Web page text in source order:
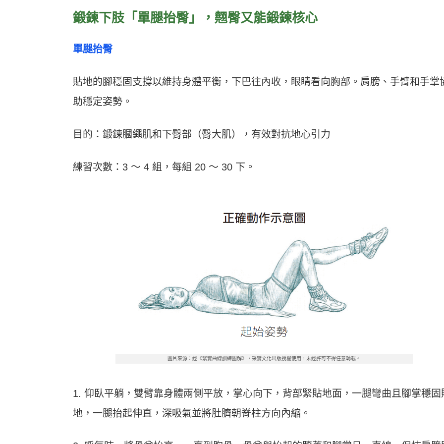
鍛鍊下肢「單腿抬臀」，翹臀又能鍛鍊核心
單腿抬臀
貼地的腳穩固支撐以維持身體平衡，下巴往內收，眼睛看向胸部。肩膀、手臂和手掌
助穩定姿勢。
目的：鍛鍊膕繩肌和下臀部（臀大肌），有效對抗地心引力
練習次數：3 ～ 4 組，每組 20 ～ 30 下。
圖片來源：經《緊實曲線訓練圖解》，采實文化出版授權使用，未經許可不得任意轉載。
1. 仰臥平躺，雙臂靠身體兩側平放，掌心向下，背部緊貼地面，一腿彎曲且腳掌穩固
地，一腿抬起伸直，深吸氣並將肚臍朝脊柱方向內縮。